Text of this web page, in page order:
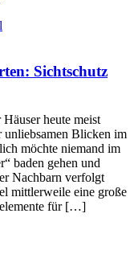
Sichtschutz
heute meist
unliebsamen Blicken im
möchte niemand im
baden gehen und
Nachbarn verfolgt
mittlerweile eine große
für […]